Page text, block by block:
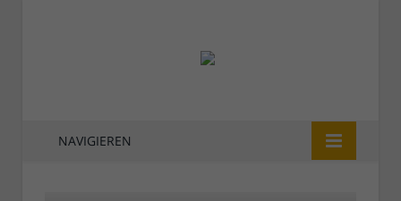
NAVIGIEREN